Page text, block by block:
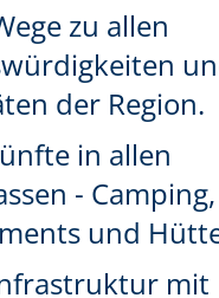
zu allen
der Region.
in allen
-
und
mit